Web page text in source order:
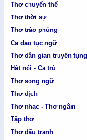
Thơ chuyển thể
Thơ thời sự
Thơ trào phúng
Ca dao tục ngữ
Thơ dân gian truyền tụng
Hát nói - Ca trù
Thơ song ngữ
Thơ dịch
Thơ nhạc - Thơ ngâm
Tập thơ
Thơ đấu tranh